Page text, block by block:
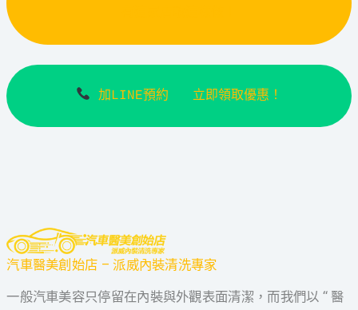
加LINE預約   立即領取優惠！
汽車醫美創始店 – 派威內裝清洗專家
一般汽車美容只停留在內裝與外觀表面清潔，而我們以 “ 醫